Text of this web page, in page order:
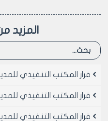
المقاسم المخصصة لهم ومن
ولكم الشكر.
بتاريخ 16/6/1996.
يقرر ما يلي: -
المزيد
قرار المكتب التنفيذي للمدينة رقم 100
قرار المكتب التنفيذي للمدينة رقم 12
قرار المكتب التنفيذي للمدينة رقم 134